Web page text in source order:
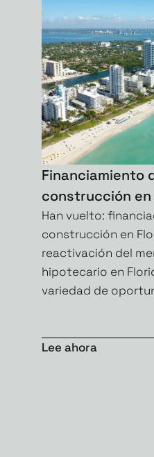
Financiamiento
construcción en
Han vuelto:
construcción en
reactivación del
hipotecario en
variedad de
Lee ahora